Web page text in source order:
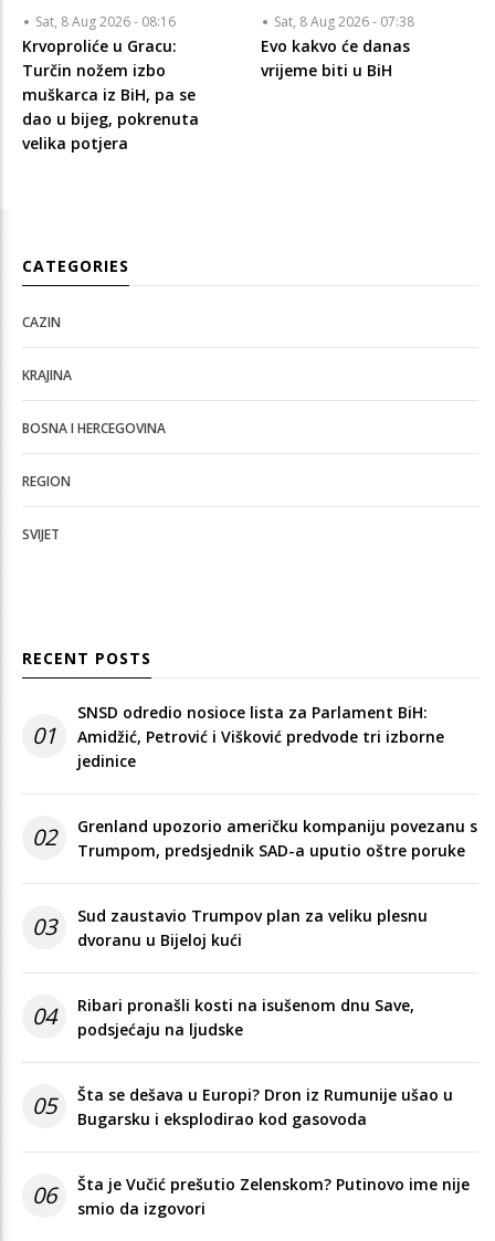
Sat, 8 Aug 2026 - 08:16
Krvoproliće u Gracu:
Turčin nožem izbo
muškarca iz BiH, pa se
dao u bijeg, pokrenuta
velika potjera
Sat, 8 Aug 2026 - 07:38
Evo kakvo će danas
vrijeme biti u BiH
CATEGORIES
CAZIN
KRAJINA
BOSNA I HERCEGOVINA
REGION
SVIJET
RECENT POSTS
01
SNSD odredio nosioce lista za Parlament BiH:
Amidžić, Petrović i Višković predvode tri izborne
jedinice
02
Grenland upozorio američku kompaniju povezanu s
Trumpom, predsjednik SAD-a uputio oštre poruke
03
Sud zaustavio Trumpov plan za veliku plesnu
dvoranu u Bijeloj kući
04
Ribari pronašli kosti na isušenom dnu Save,
podsjećaju na ljudske
05
Šta se dešava u Europi? Dron iz Rumunije ušao u
Bugarsku i eksplodirao kod gasovoda
06
Šta je Vučić prešutio Zelenskom? Putinovo ime nije
smio da izgovori